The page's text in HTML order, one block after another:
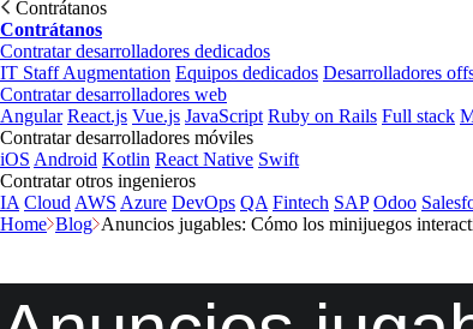
Contrátanos
Contrátanos
Contratar desarrolladores dedicados
IT Staff Augmentation Equipos dedicados Desarrolladores
Contratar desarrolladores web
Angular React.js Vue.js JavaScript Ruby on Rails Full stack
Contratar desarrolladores móviles
iOS Android Kotlin React Native Swift
Contratar otros ingenieros
IA Cloud AWS Azure DevOps QA Fintech SAP Odoo
Home Blog Anuncios jugables: Cómo los minijuegos